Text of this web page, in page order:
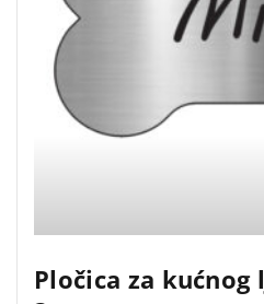
Pločica za